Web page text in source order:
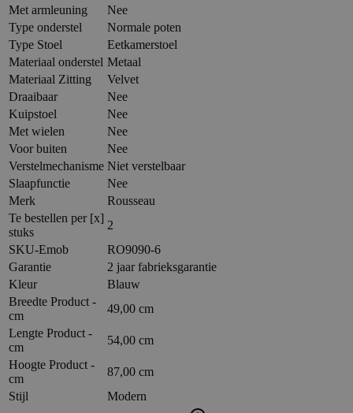
Met armleuning
Nee
Type onderstel
Normale poten
Type Stoel
Eetkamerstoel
Materiaal onderstel Metaal
Materiaal Zitting
Velvet
Draaibaar
Nee
Kuipstoel
Nee
Met wielen
Nee
Voor buiten
Nee
Verstelmechanisme Niet verstelbaar
Slaapfunctie
Nee
Merk
Rousseau
Te bestellen per [x]
stuks
2
SKU-Emob
RO9090-6
Garantie
2 jaar fabrieksgarantie
Kleur
Blauw
Breedte Product -
cm
49,00 cm
Lengte Product -
cm
54,00 cm
Hoogte Product -
cm
87,00 cm
Stijl
Modern